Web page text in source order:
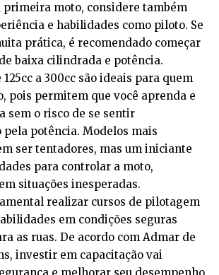
primeira moto, considere também
e habilidades como piloto. Se
prática, é recomendado começar
baixa cilindrada e potência.
a 300cc são ideais para quem
pois permitem que você aprenda e
sem o risco de se sentir
pela potência. Modelos mais
ser tentadores, mas um iniciante
para controlar a moto,
situações inesperadas.
realizar cursos de pilotagem
em condições seguras
as ruas. De acordo com Admar de
investir em capacitação vai